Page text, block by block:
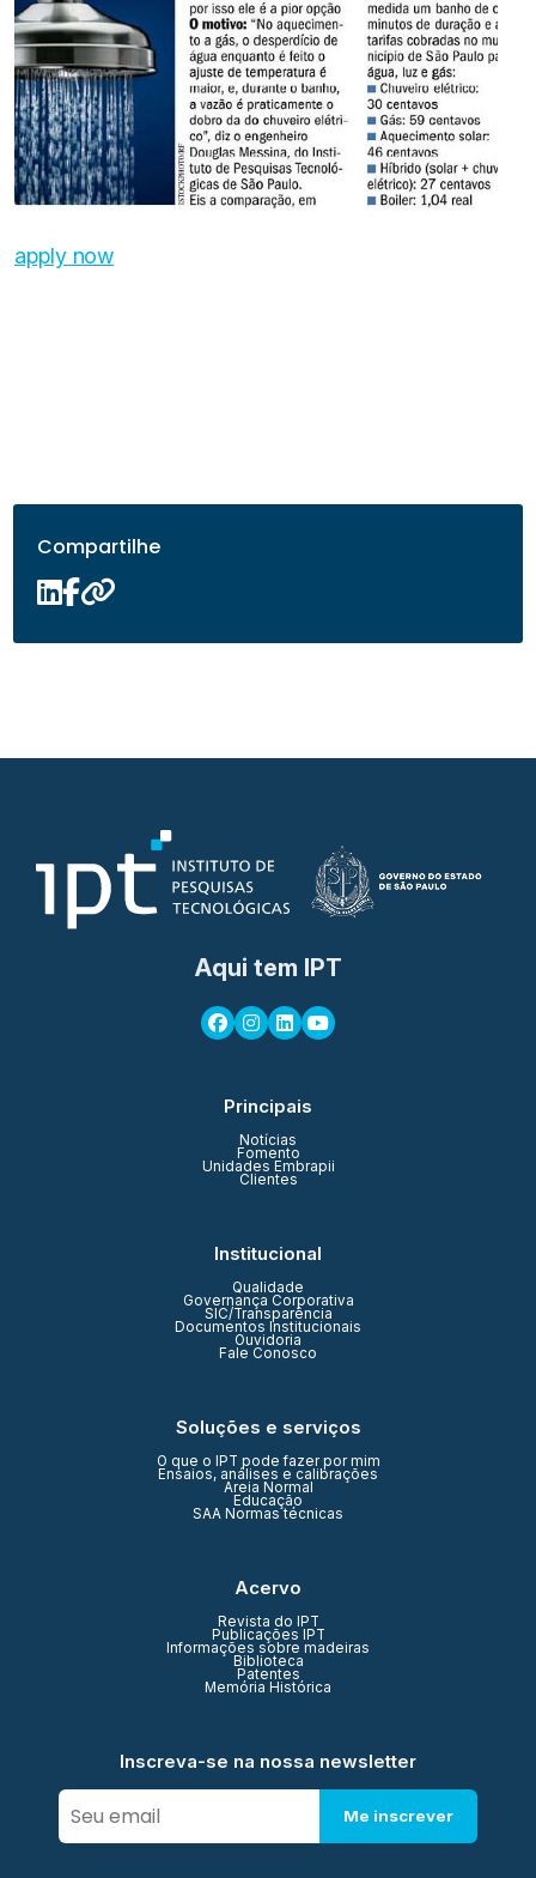
apply now
Compartilhe
Aqui tem IPT
Principais
Notícias
Fomento
Unidades Embrapii
Clientes
Institucional
Qualidade
Governança Corporativa
SIC/Transparência
Documentos Institucionais
Ouvidoria
Fale Conosco
Soluções e serviços
O que o IPT pode fazer por mim
Ensaios, análises e calibrações
Areia Normal
Educação
SAA Normas técnicas
Acervo
Revista do IPT
Publicações IPT
Informações sobre madeiras
Biblioteca
Patentes
Memória Histórica
Inscreva-se na nossa newsletter
Me inscrever